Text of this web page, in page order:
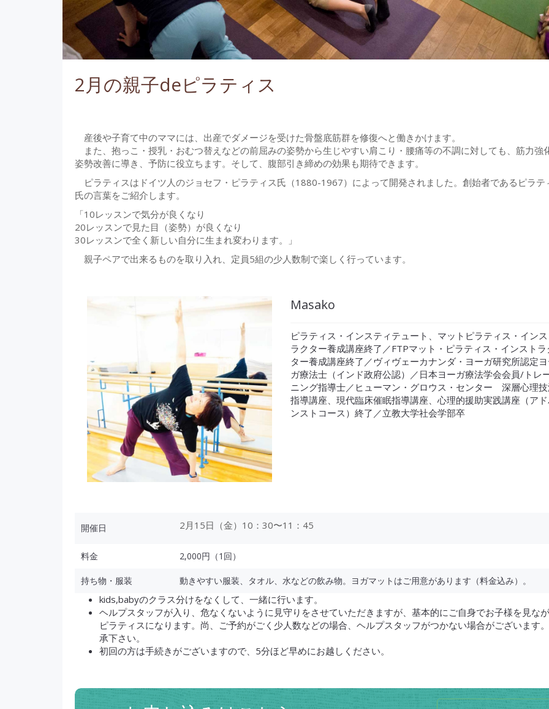
2月の親子deピラティス
産後や子育て中のママには、出産でダメージを受けた骨盤底筋群を修復へと働きかけます。
また、抱っこ・授乳・おむつ替えなどの前屈みの姿勢から生じやすい肩こり・腰痛等の不調に対しても、筋力強化
姿勢改善に導き、予防に役立ちます。そして、腹部引き締めの効果も期待できます。
ピラティスはドイツ人のジョセフ・ピラティス氏（1880-1967）によって開発されました。創始者であるピラテ
氏の言葉をご紹介します。
「10レッスンで気分が良くなり
20レッスンで見た目（姿勢）が良くなり
30レッスンで全く新しい自分に生まれ変わります。」
親子ペアで出来るものを取り入れ、定員5組の少人数制で楽しく行っています。
Masako
ピラティス・インスティテュート、マットピラティス・インス
ラクター養成講座終了／FTPマット・ピラティス・インストラ
ター養成講座終了／ヴィヴェーカナンダ・ヨーガ研究所認定
ガ療法士（インド政府公認）／日本ヨーガ療法学会会員/トレ
ニング指導士／ヒューマン・グロウス・センター 深層心理
指導講座、現代臨床催眠指導講座、心理的援助実践講座（ア
ンストコース）終了／立教大学社会学部卒
開催日 2月15日（金）10：30〜11：45
料金 2,000円（1回）
持ち物・服装 動きやすい服装、タオル、水などの飲み物。ヨガマットはご用意があります（料金込み）。
kids,babyのクラス分けをなくして、一緒に行います。
ヘルプスタッフが入り、危なくないように見守りをさせていただきますが、基本的にご自身でお子様を見な
ピラティスになります。尚、ご予約がごく少人数などの場合、ヘルプスタッフがつかない場合がございます
承下さい。
初回の方は手続きがございますので、5分ほど早めにお越しください。